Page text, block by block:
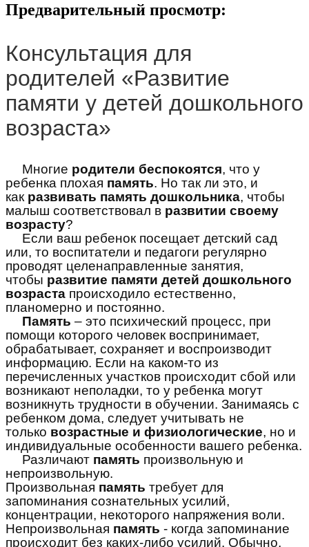
Предварительный просмотр:
Консультация для
родителей «Развитие
памяти у детей дошкольного
возраста»
Многие родители беспокоятся, что у
ребенка плохая память. Но так ли это, и
как развивать память дошкольника, чтобы
малыш соответствовал в развитии своему
возрасту?
Если ваш ребенок посещает детский сад
или, то воспитатели и педагоги регулярно
проводят целенаправленные занятия,
чтобы развитие памяти детей дошкольного
возраста происходило естественно,
планомерно и постоянно.
Память – это психический процесс, при
помощи которого человек воспринимает,
обрабатывает, сохраняет и воспроизводит
информацию. Если на каком-то из
перечисленных участков происходит сбой или
возникают неполадки, то у ребенка могут
возникнуть трудности в обучении. Занимаясь с
ребенком дома, следует учитывать не
только возрастные и физиологические, но и
индивидуальные особенности вашего ребенка.
Различают память произвольную и
непроизвольную.
Произвольная память требует для
запоминания сознательных усилий,
концентрации, некоторого напряжения воли.
Непроизвольная память - когда запоминание
происходит без каких-либо усилий. Обычно,